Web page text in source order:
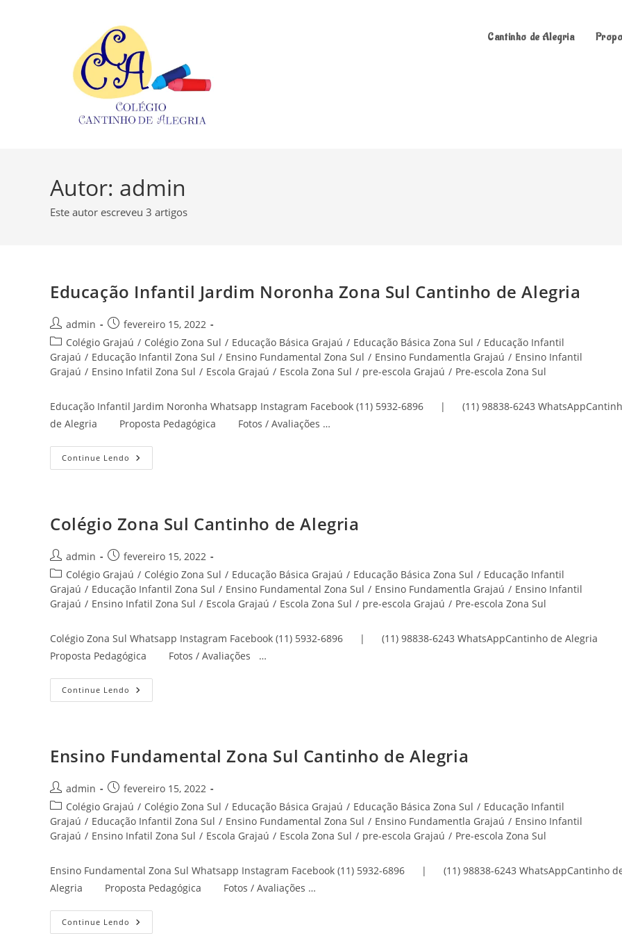
Cantinho de Alegria
Autor: admin
Este autor escreveu 3 artigos
Educação Infantil Jardim Noronha Zona Sul Cantinho de Alegria
Autor
do
post:
admin
Post
publicado:
fevereiro 15, 2022
Categoria
do
post:
Colégio Grajaú / Colégio Zona Sul / Educação Básica Grajaú / Educação Básica Zona Sul / Educação Infantil
Grajaú / Educação Infantil Zona Sul / Ensino Fundamental Zona Sul / Ensino Fundamentla Grajaú / Ensino Infantil
Grajaú / Ensino Infatil Zona Sul / Escola Grajaú / Escola Zona Sul / pre-escola Grajaú / Pre-escola Zona Sul
Educação Infantil Jardim Noronha Whatsapp Instagram Facebook (11) 5932-6896 | (11) 98838-6243
de Alegria Proposta Pedagógica Fotos / Avaliações …
Continue Lendo Educação
Infantil
Cantinho
De
Colégio Zona Sul Cantinho de Alegria
Autor
do
post:
admin
Post
publicado:
fevereiro 15, 2022
Categoria
do
post:
Colégio Grajaú / Colégio Zona Sul / Educação Básica Grajaú / Educação Básica Zona Sul / Educação Infantil
Grajaú / Educação Infantil Zona Sul / Ensino Fundamental Zona Sul / Ensino Fundamentla Grajaú / Ensino Infantil
Grajaú / Ensino Infatil Zona Sul / Escola Grajaú / Escola Zona Sul / pre-escola Grajaú / Pre-escola Zona Sul
Colégio Zona Sul Whatsapp Instagram Facebook (11) 5932-6896 | (11) 98838-6243 WhatsAppCantinho de Alegria
Proposta Pedagógica Fotos / Avaliações …
Continue Lendo Colégio
Zona
Ensino Fundamental Zona Sul Cantinho de Alegria
Autor
do
post:
admin
Post
publicado:
fevereiro 15, 2022
Categoria
do
post:
Colégio Grajaú / Colégio Zona Sul / Educação Básica Grajaú / Educação Básica Zona Sul / Educação Infantil
Grajaú / Educação Infantil Zona Sul / Ensino Fundamental Zona Sul / Ensino Fundamentla Grajaú / Ensino Infantil
Grajaú / Ensino Infatil Zona Sul / Escola Grajaú / Escola Zona Sul / pre-escola Grajaú / Pre-escola Zona Sul
Ensino Fundamental Zona Sul Whatsapp Instagram Facebook (11) 5932-6896 | (11) 98838-6243 WhatsAppCantinho
Alegria Proposta Pedagógica Fotos / Avaliações …
Continue Lendo Ensino